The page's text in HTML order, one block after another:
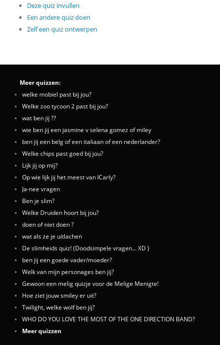
Deze quiz invullen
Een andere quiz doen
Zelf een quiz ontwerpen
Meer quizzen:
welke mobiel past bij jou?
Welke zoo tycoon 2 past bij jou?
wat ben jij ??
wie ben jij een jasmine v selena gomez of miley
ben jij een belg of een italiaan of een nederlander?
Welke chips past goed bij jou?
Lijk jij op mij?
Op wie lijk jij het meest van ICarly?
Ja-nee vragen
Ben je slim?
Welke Druïden hoort bij jou?
doen of niet doen ?
wat als ze je uitlachen
De slimheids quiz! (Doodsimpele vragen... XD )
ben jij een goede vader/moeder?
Welk van mijn personages ben jij?
Gewoon een melig quizje voor de Melige Menigte!
Hoe ziet jouw smiley er uit?
Twilight, welke wolf ben jij?
WHO DO YOU LOVE THE MOST OF THE ONE DIRECTION BAND?
Meer quizzen